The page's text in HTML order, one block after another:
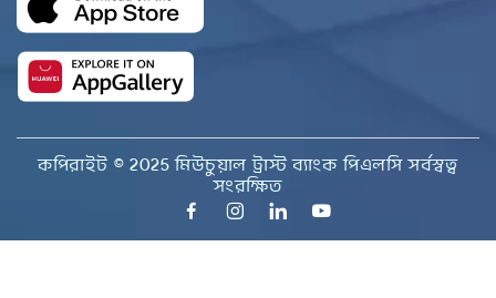
কপিরাইট © 2025 মিউচুয়াল ট্রাস্ট ব্যাংক পিএলসি সর্বস্বত্ব
সংরক্ষিত